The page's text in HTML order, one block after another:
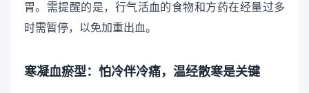
胃。需提醒的是，行气活血的食物和方药在经量过多
时需暂停，以免加重出血。
寒凝血瘀型：怕冷伴冷痛，温经散寒是关键